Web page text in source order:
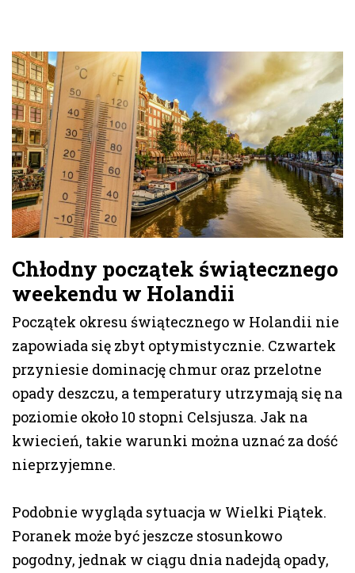
Chłodny początek świątecznego
weekendu w Holandii
Początek okresu świątecznego w Holandii nie
zapowiada się zbyt optymistycznie. Czwartek
przyniesie dominację chmur oraz przelotne
opady deszczu, a temperatury utrzymają się na
poziomie około 10 stopni Celsjusza. Jak na
kwiecień, takie warunki można uznać za dość
nieprzyjemne.
Podobnie wygląda sytuacja w Wielki Piątek.
Poranek może być jeszcze stosunkowo
pogodny, jednak w ciągu dnia nadejdą opady,